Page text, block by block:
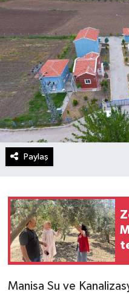
Paylaş
Manisa Su ve